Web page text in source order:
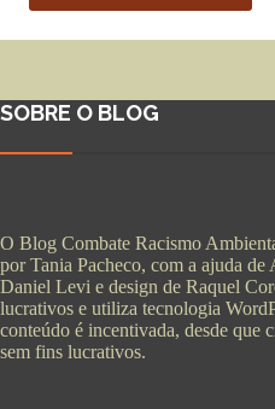
SOBRE O BLOG
O Blog Combate Racismo
por Tania Pacheco, com a ajuda de
Daniel Levi e design de Raquel
lucrativos e utiliza tecnologia
conteúdo é incentivada, desde que
sem fins lucrativos.